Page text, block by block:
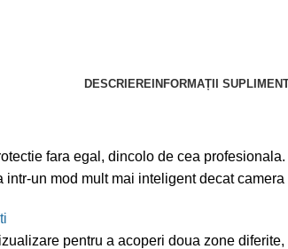
DESCRIERE INFORMAȚII
fara egal, dincolo de cea
un mod mult mai inteligent decat camera
pentru a acoperi doua zone